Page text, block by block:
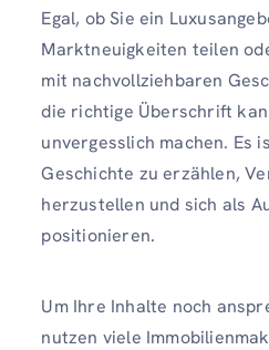
Egal, ob Sie ein
Marktneuigkeiten teilen
mit nachvollziehbaren
die richtige Überschrift
unvergesslich machen. Es
Geschichte zu erzählen,
herzustellen und sich als
positionieren.
Um Ihre Inhalte noch
nutzen viele